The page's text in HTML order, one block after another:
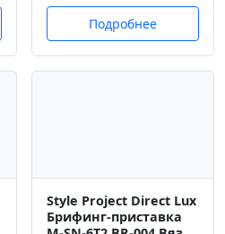
Подробнее
Style Project Direct Lux
Брифинг-приставка